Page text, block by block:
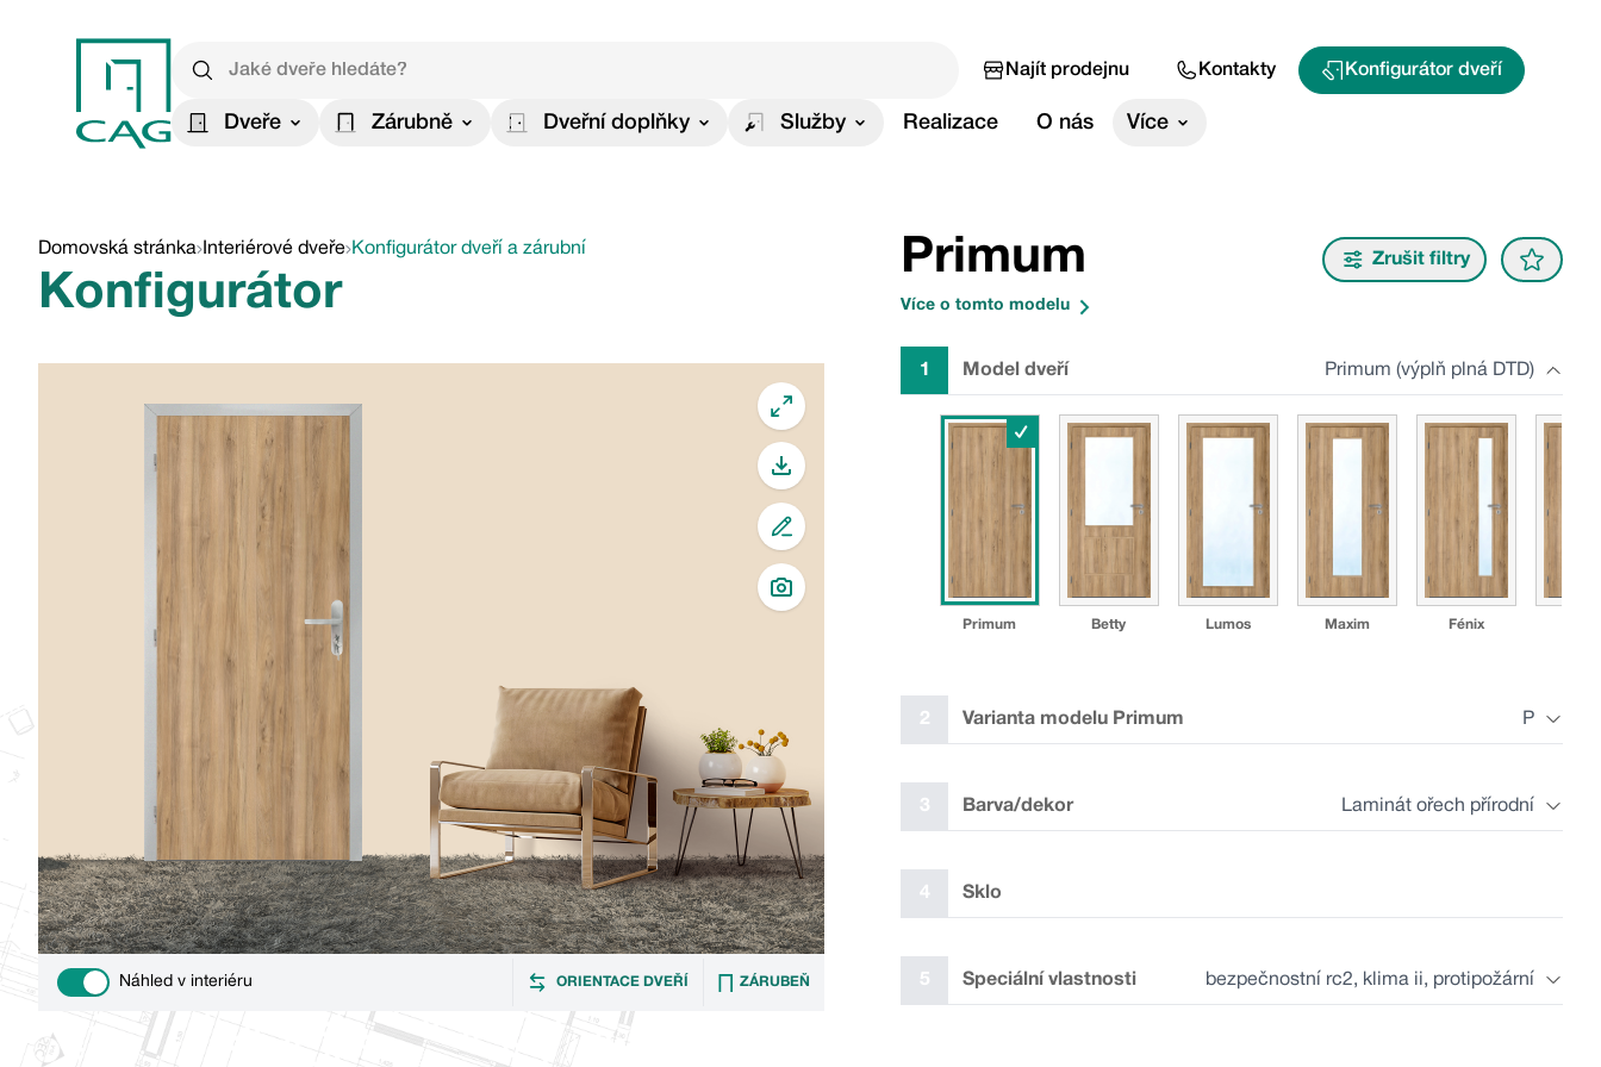
Najít prodejnu Kontakty Konfigurátor dveří
Dveře Zárubně Dveřní doplňky Služby Realizace O nás Více
Domovská stránka Interiérové dveře Konfigurátor dveří a zárubní
Konfigurátor
Use settingNáhled v interiéru ORIENTACE DVEŘÍ ZÁRUBEŇ
Primum Zrušit filtry
Více o tomto modelu
1 Model dveří Primum (výplň plná DTD)
Primum
✓
Betty Lumos Maxim Fénix
2 Varianta modelu Primum P
P GZ AZ DZ P1N
3 Barva/dekor Laminát ořech přírodní
4 Sklo
5 Speciální vlastnosti bezpečnostní rc2, klima ii, protipožární